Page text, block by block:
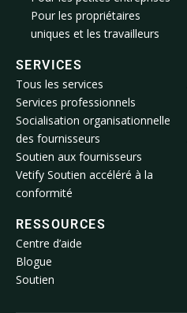
Pour les propriétaires
uniques et les travailleurs
SERVICES
Tous les services
Services professionnels
Socialisation organisationnelle
des fournisseurs
Soutien aux fournisseurs
Vetify Soutien accéléré à la
conformité
RESSOURCES
Centre d’aide
Blogue
Soutien